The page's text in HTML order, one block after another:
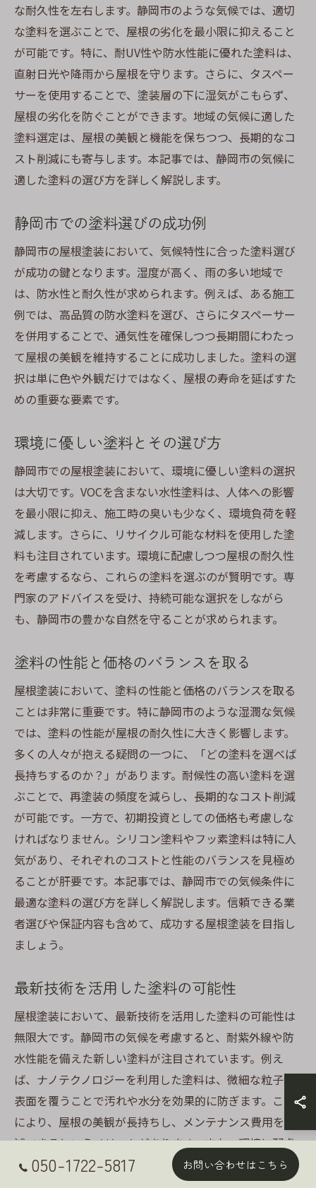
な耐久性を左右します。静岡市のような気候では、適切
な塗料を選ぶことで、屋根の劣化を最小限に抑えること
が可能です。特に、耐UV性や防水性能に優れた塗料は、
直射日光や降雨から屋根を守ります。さらに、タスペー
サーを使用することで、塗装層の下に湿気がこもらず、
屋根の劣化を防ぐことができます。地域の気候に適した
塗料選定は、屋根の美観と機能を保ちつつ、長期的なコ
スト削減にも寄与します。本記事では、静岡市の気候に
適した塗料の選び方を詳しく解説します。
静岡市での塗料選びの成功例
静岡市の屋根塗装において、気候特性に合った塗料選び
が成功の鍵となります。湿度が高く、雨の多い地域で
は、防水性と耐久性が求められます。例えば、ある施工
例では、高品質の防水塗料を選び、さらにタスペーサー
を併用することで、通気性を確保しつつ長期間にわたっ
て屋根の美観を維持することに成功しました。塗料の選
択は単に色や外観だけではなく、屋根の寿命を延ばすた
めの重要な要素です。
環境に優しい塗料とその選び方
静岡市での屋根塗装において、環境に優しい塗料の選択
は大切です。VOCを含まない水性塗料は、人体への影響
を最小限に抑え、施工時の臭いも少なく、環境負荷を軽
減します。さらに、リサイクル可能な材料を使用した塗
料も注目されています。環境に配慮しつつ屋根の耐久性
を考慮するなら、これらの塗料を選ぶのが賢明です。専
門家のアドバイスを受け、持続可能な選択をしながら
も、静岡市の豊かな自然を守ることが求められます。
塗料の性能と価格のバランスを取る
屋根塗装において、塗料の性能と価格のバランスを取る
ことは非常に重要です。特に静岡市のような湿潤な気候
では、塗料の性能が屋根の耐久性に大きく影響します。
多くの人々が抱える疑問の一つに、「どの塗料を選べば
長持ちするのか？」があります。耐候性の高い塗料を選
ぶことで、再塗装の頻度を減らし、長期的なコスト削減
が可能です。一方で、初期投資としての価格も考慮しな
ければなりません。シリコン塗料やフッ素塗料は特に人
気があり、それぞれのコストと性能のバランスを見極め
ることが肝要です。本記事では、静岡市での気候条件に
最適な塗料の選び方を詳しく解説します。信頼できる業
者選びや保証内容も含めて、成功する屋根塗装を目指し
ましょう。
最新技術を活用した塗料の可能性
屋根塗装において、最新技術を活用した塗料の可能性は
無限大です。静岡市の気候を考慮すると、耐紫外線や防
水性能を備えた新しい塗料が注目されています。例え
ば、ナノテクノロジーを利用した塗料は、微細な粒子が
表面を覆うことで汚れや水分を効果的に防ぎます。これ
により、屋根の美観が長持ちし、メンテナンス費用を削
減できるというメリットがあります。また、環境に配慮
したエコフレンドリーな塗料も増えており、持続可能な
050-1722-5817 お問い合わせはこちら